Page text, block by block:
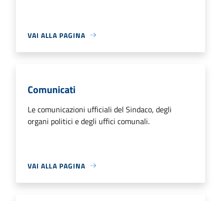
VAI ALLA PAGINA
Comunicati
Le comunicazioni ufficiali del Sindaco, degli
organi politici e degli uffici comunali.
VAI ALLA PAGINA